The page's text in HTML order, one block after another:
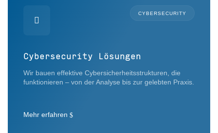

CYBERSECURITY
Cybersecurity Lösungen
Wir bauen effektive Cybersicherheitsstrukturen, die
funktionieren – von der Analyse bis zur gelebten Praxis.
Mehr erfahren